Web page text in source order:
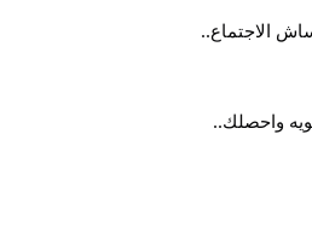
الاجتماع..
واحصلك..